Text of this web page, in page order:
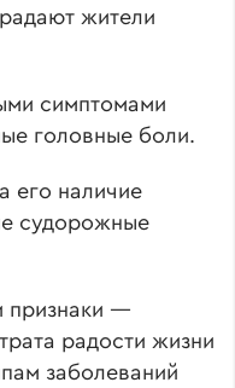
жители
симптомами
головные боли.
его наличие
судорожные
признаки —
радости жизни
заболеваний